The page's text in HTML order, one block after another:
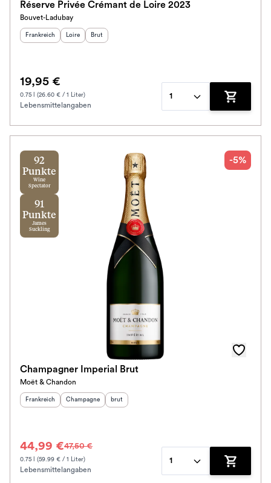
Réserve Privée Crémant de Loire 2023
Bouvet-Ladubay
Herkunftsland
Frankreich Herkunftsregion
Loire Geschmack
Brut
19,95 €
0.75 l (26.60 € / 1 Liter)
Lebensmittelangaben
1
Zum
92
Punkte
Wine
Spectator
91
Punkte
James
Suckling
-5%
Champagner Imperial Brut
Moët & Chandon
Herkunftsland
Frankreich Herkunftsregion :
Champagne Geschmack
brut
44,99 €47,50 €
0.75 l (59.99 € / 1 Liter)
Lebensmittelangaben
1
Zum